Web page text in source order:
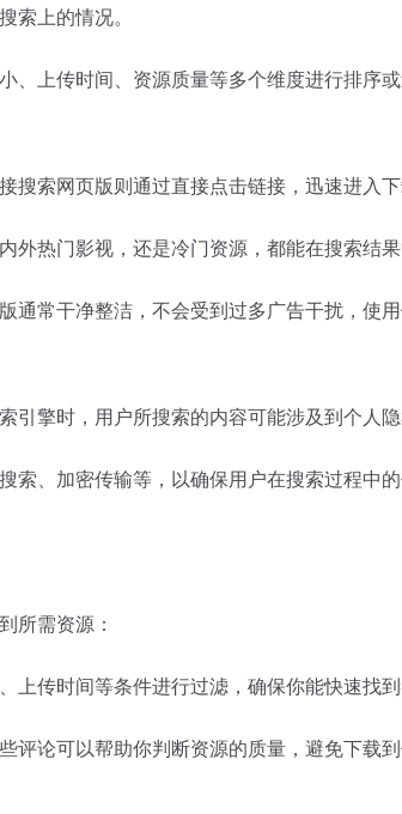
上的情况。
上传时间、资源质量等多个维度进行排序或
索网页版则通过直接点击链接，迅速进入下
热门影视，还是冷门资源，都能在搜索结果
常干净整洁，不会受到过多广告干扰，使用
擎时，用户所搜索的内容可能涉及到个人
、加密传输等，以确保用户在搜索过程中
所需资源：
传时间等条件进行过滤，确保你能快速找到
论可以帮助你判断资源的质量，避免下载到